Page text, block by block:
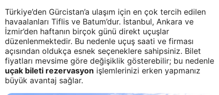
Türkiye’den Gürcistan’a ulaşım için en çok tercih edilen
havaalanları Tiflis ve Batum’dur. İstanbul, Ankara ve
İzmir’den haftanın birçok günü direkt uçuşlar
düzenlenmektedir. Bu nedenle uçuş saati ve firması
açısından oldukça esnek seçeneklere sahipsiniz. Bilet
fiyatları mevsime göre değişiklik gösterebilir; bu nedenle
uçak bileti rezervasyon işlemlerinizi erken yapmanız
büyük avantaj sağlar.